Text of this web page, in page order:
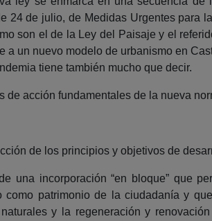
24 de julio, de Medidas Urgentes para
son el de la Ley del Paisaje y el
a un nuevo modelo de urbanismo en
tiene también mucho que decir.
de acción fundamentales de la nueva
de los principios y objetivos de
una incorporación “en bloque” que
como patrimonio de la ciudadanía y
y la regeneración y